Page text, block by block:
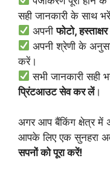
सही जानकारी के साथ
अपनीफोटो,
अपनी श्रेणी के
करें।
सभी जानकारी सही
प्रिंटआउट सेव कर लें।
अगर आप बैंकिंग क्षेत्र में
आपके लिए एक सुनहरा
सपनों को पूरा करें!